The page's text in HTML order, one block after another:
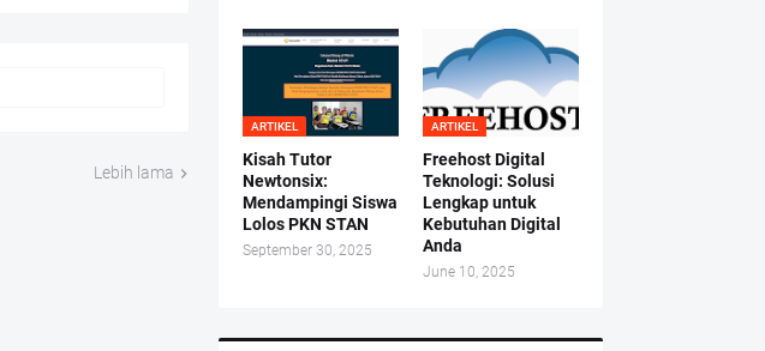
Lebih lama
ARTIKEL
Kisah Tutor
Newtonsix:
Mendampingi Siswa
Lolos PKN STAN
September 30, 2025
ARTIKEL
Freehost Digital
Teknologi: Solusi
Lengkap untuk
Kebutuhan Digital
Anda
June 10, 2025